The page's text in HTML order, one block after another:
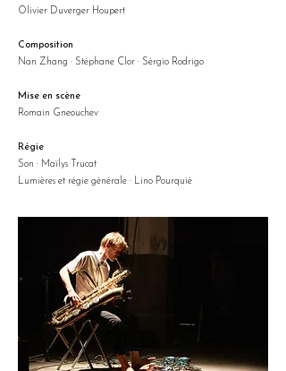
Olivier Duverger Houpert
Composition
Nan Zhang · Stéphane Clor · Sérgio Rodrigo
Mise en scène
Romain Gneouchev
Régie
Son · Maïlys Trucat
Lumières et régie générale · Lino Pourquié